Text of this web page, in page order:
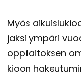
Myös
jak­si ym­pä­ri
op­pi­lai­tok­sen
kioon